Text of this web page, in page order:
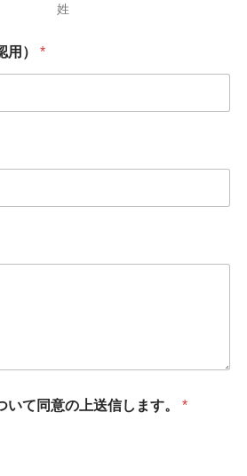
姓
用） *
いて同意の上送信します。 *